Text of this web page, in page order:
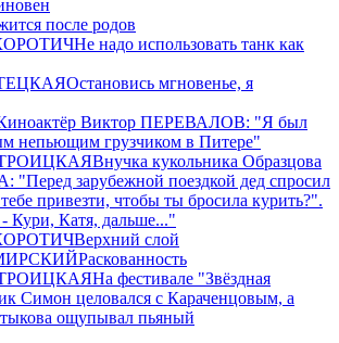
после родов
Не надо использовать танк как
Остановись мгновенье, я
Виктор ПЕРЕВАЛОВ: "Я был
непьющим грузчиком в Питере"
Внучка кукольника Образцова
зарубежной поездкой дед спросил
привезти, чтобы ты бросила курить?".
Катя, дальше..."
Верхний слой
Раскованность
На фестивале "Звёздная
Симон целовался с Караченцовым, а
ощупывал пьяный